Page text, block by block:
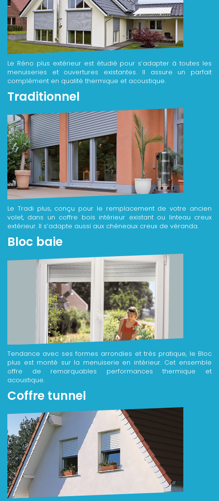
Le Réno plus extérieur est étudié pour s’adapter à toutes les
menuiseries et ouvertures existantes. Il assure un parfait
complément en qualité thermique et acoustique.
Traditionnel
Le Tradi plus, conçu pour le remplacement de votre ancien
volet, dans un coffre bois intérieur existant ou linteau creux
extérieur. Il s’adapte aussi aux chéneaux creux de véranda.
Bloc baie
Tendance avec ses formes arrondies et très pratique, le Bloc
plus est monté sur la menuiserie en intérieur. Cet ensemble
offre de remarquables performances thermique et
acoustique.
Coffre tunnel